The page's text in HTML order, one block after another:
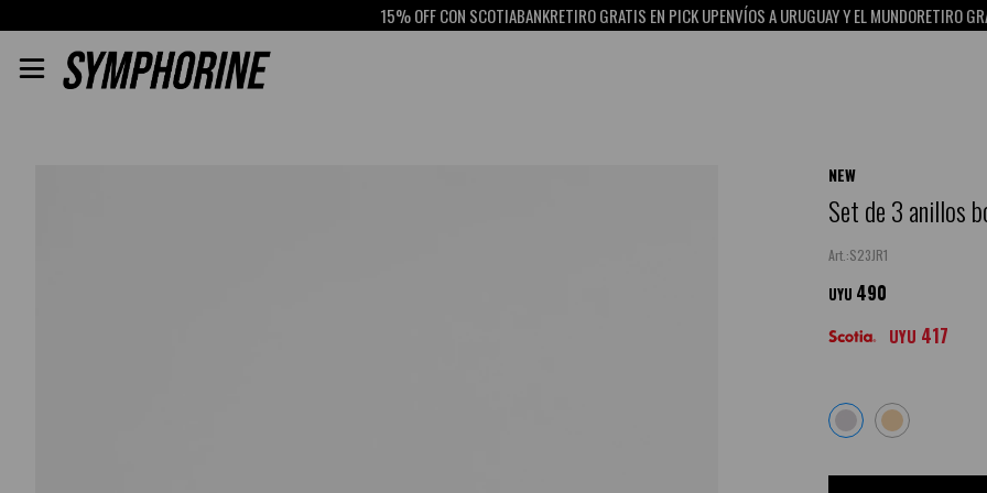
15% OFF CON SCOTIABANKRETIRO GRATIS EN PICK UPENVÍOS A URUGUAY Y EL MUNDORETIRO GRATIS

NEW
Set de 3 anillos
S23JR1
UYU 490
UYU 417